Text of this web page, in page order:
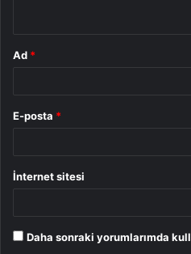
Ad *
E-posta *
İnternet sitesi
Daha sonraki yorumlarımda